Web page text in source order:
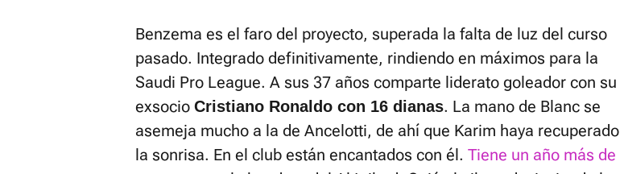
Benzema es el faro del proyecto, superada la falta de luz del curso
pasado. Integrado definitivamente, rindiendo en máximos para la
Saudi Pro League. A sus 37 años comparte liderato goleador con su
exsocio Cristiano Ronaldo con 16 dianas. La mano de Blanc se
asemeja mucho a la de Ancelotti, de ahí que Karim haya recuperado
la sonrisa. En el club están encantados con él. Tiene un año más de